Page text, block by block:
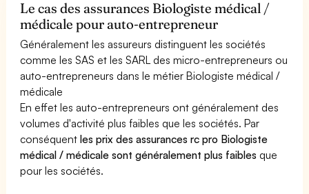
Le cas des assurances Biologiste médical /
médicale pour auto-entrepreneur
Généralement les assureurs distinguent les sociétés
comme les SAS et les SARL des micro-entrepreneurs ou
auto-entrepreneurs dans le métier Biologiste médical /
médicale
En effet les auto-entrepreneurs ont généralement des
volumes d'activité plus faibles que les sociétés. Par
conséquentles prix des assurances rc pro Biologiste
médical / médicale sont généralement plus faibles que
pour les sociétés.